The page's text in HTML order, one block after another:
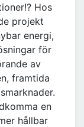
Hos
projekt
energi,
för
av
framtida
en
hållbar